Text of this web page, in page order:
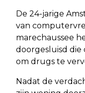
De 24-jarige
van
marechaussee
doorgesluisd
om drugs te
Nadat de